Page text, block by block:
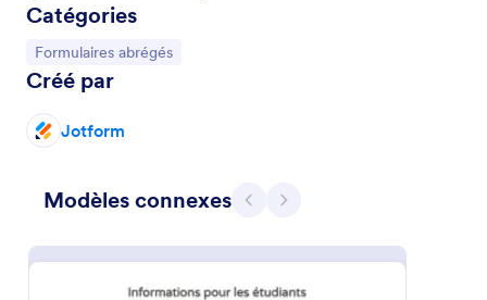
Catégories
Accéder à la catégorie :
Formulaires abrégés
Créé par
Jotform
Modèles connexes Précédent
Suivant
Évaluation Des Risques En Ligne
Un formulaire d'évaluation des risques est utilisé par
les risques pour la sécurité des employés, à analyser
surveiller la qualité de vos produits, utilisez notre
formulaire d'évaluation des risques en ligne gratuit
pour collecter facilement les données dont vous
Utiliser le modèle